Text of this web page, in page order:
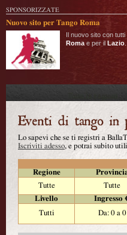
SPONSORIZZATE
Nuovo sito per Tango Roma
Il nuovo sito con
Roma e per il Lazio
Lo sapevi che se ti registri a
Iscriviti adesso, e potrai subito
Regione
Tutte
Tutte
Livello
Ingresso
Tutti
Da: 0 a 0